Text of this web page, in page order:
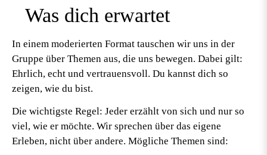
Was dich erwartet
In einem moderierten Format tauschen wir uns in der
Gruppe über Themen aus, die uns bewegen. Dabei gilt:
Ehrlich, echt und vertrauensvoll. Du kannst dich so
zeigen, wie du bist.
Die wichtigste Regel: Jeder erzählt von sich und nur so
viel, wie er möchte. Wir sprechen über das eigene
Erleben, nicht über andere. Mögliche Themen sind: